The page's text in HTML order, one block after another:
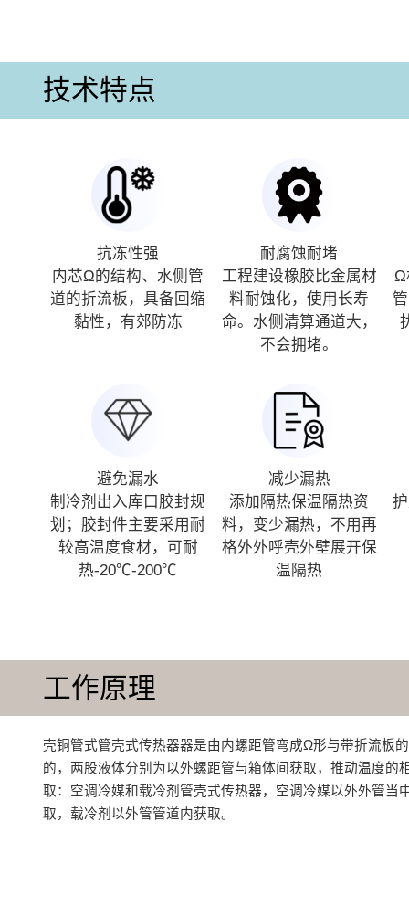
技术特点
抗冻性强
内芯Ω的结构、水侧管
道的折流板，具备回缩
黏性，有郊防冻
耐腐蚀耐堵
工程建设橡胶比金属材
料耐蚀化，使用长寿
命。水侧清算通道大，
不会拥堵。
Ω
避免漏水
制冷剂出入库口胶封规
划；胶封件主要采用耐
较高温度食材，可耐
热-20℃-200℃
减少漏热
添加隔热保温隔热资
料，变少漏热，不用再
格外外呼壳外壁展开保
温隔热
工作原理
壳铜管式管壳式传热器器是由内螺距管弯成Ω形与带折流板
的，两股液体分别为以外螺距管与箱体间获取，推动温度的
取：空调冷媒和载冷剂管壳式传热器，空调冷媒以外外管当
取，载冷剂以外管管道内获取。